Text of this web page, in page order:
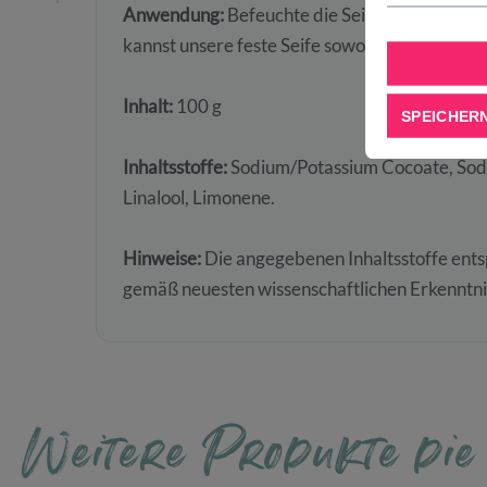
Anwendung:Befeuchte die Seife in deinen
kannst unsere feste Seife sowohl als
Inhalt: 100 g
Inhaltsstoffe:Sodium/Potassium Cocoate,
Linalool, Limonene.
Hinweise:Die angegebenen Inhaltsstoffe
gemäß neuesten wissenschaftlichen
Weitere Produkte